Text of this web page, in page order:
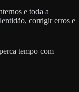
e toda a
corrigir erros e
tempo com